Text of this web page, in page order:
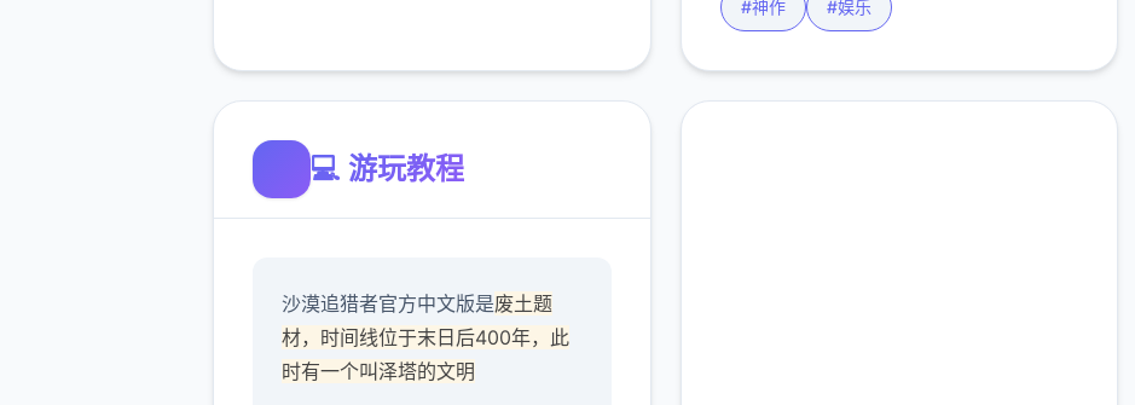
#神作 #娱乐
💻 游玩教程
沙漠追猎者官方中文版是废土题
材，时间线位于末日后400年，此
时有一个叫泽塔的文明